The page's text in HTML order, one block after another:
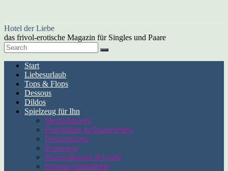
Hotel der Liebe
das frivol-erotische Magazin für Singles und Paare
Start
Liebesurlaub
Tops & Flops
Dessous
Dildos
Spielzeug für Ihn
Masturbatoren
Penishüllen & Manschetten
Penispumpen
Penisringe
Penisschlaufen & Gurte
Prostata-Stimulation